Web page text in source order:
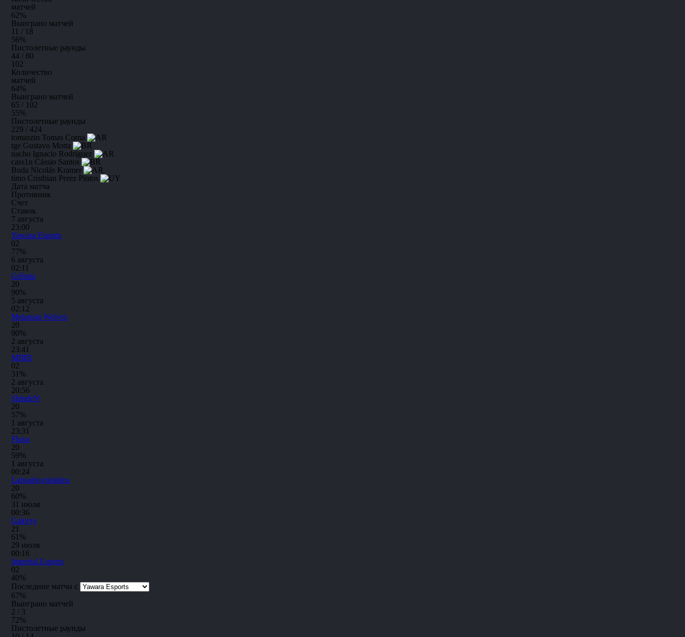
матчей
62%
Выиграно матчей
11 / 18
56%
Пистолетные раунды
44 / 80
102
Количество
матчей
64%
Выиграно матчей
65 / 102
55%
Пистолетные раунды
229 / 424
tomaszin Tomas Corna
tge Gustavo Motta
nacho Ignacio Rodriguez
cass1n Cássio Santos
Buda Nicolás Kramer
timo Cristhian Perez Pintos
Дата матча
Противник
Счет
Ставок
7 августа
23:00
Yawara Esports
02
77%
6 августа
02:11
Grêmio
20
90%
5 августа
02:12
Metanoia Wolves
20
90%
2 августа
23:41
MIBR
02
31%
2 августа
20:56
ShindeN
20
57%
1 августа
23:31
Fluxo
20
59%
1 августа
00:24
Largadosypelados
20
60%
31 июля
00:36
Galorys
21
61%
29 июля
00:16
Imperial Esports
02
40%
Последние матчи с
67%
Выиграно матчей
2 / 3
72%
Пистолетные раунды